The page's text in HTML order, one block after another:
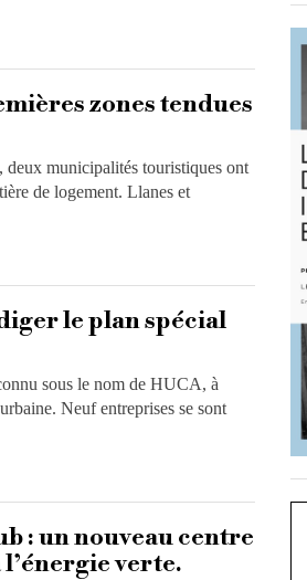
zones tendues
deux municipalités touristiques ont
de logement. Llanes et
le plan spécial
sous le nom de HUCA, à
Neuf entreprises se sont
: un nouveau centre
verte.